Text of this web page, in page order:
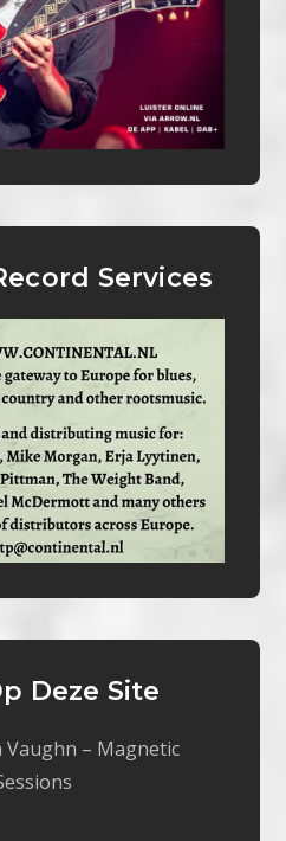
Services
Deze Site
Vaughn – Magnetic